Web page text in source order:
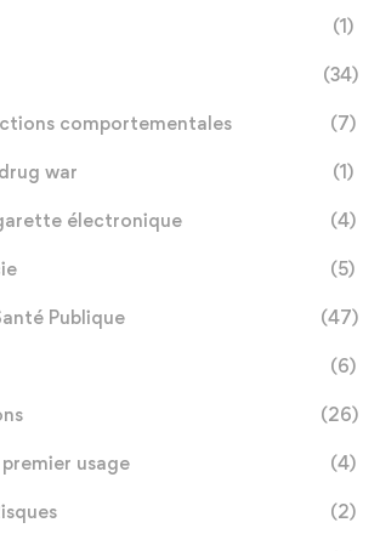
(1)
(34)
comportementales (7)
war (1)
électronique (4)
(5)
Publique (47)
(6)
(26)
usage (4)
(2)